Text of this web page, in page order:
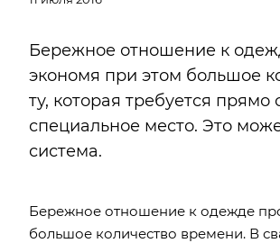
Бережное отношение к
экономя при этом большое
ту, которая требуется
специальное место. Это
система.
Бережное отношение к одежде
большое количество времени. В